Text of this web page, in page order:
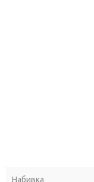
Набивка